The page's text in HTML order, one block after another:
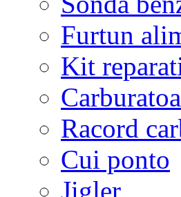
Furtun
Kit
Racord
Cui ponto
Jigler